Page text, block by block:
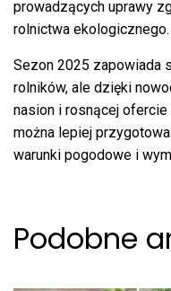
prowadzących uprawy
rolnictwa ekologicznego.
Sezon 2025 zapowiada
rolników, ale dzięki
nasion i rosnącej
można lepiej
warunki pogodowe i
Podobne